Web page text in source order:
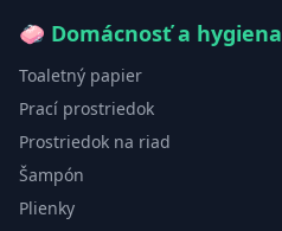
🧼 Domácnosť a hygiena
Toaletný papier
Prací prostriedok
Prostriedok na riad
Šampón
Plienky